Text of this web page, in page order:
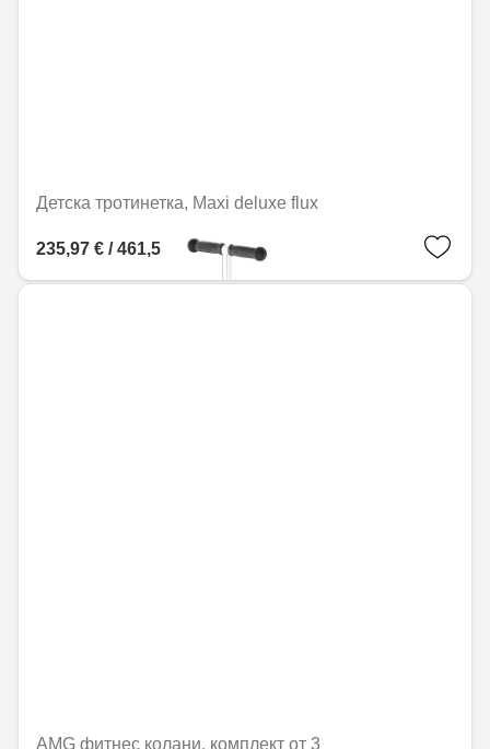
Детска тротинетка, Maxi deluxe flux
235,97 € / 461,51 лв.
AMG фитнес колани, комплект от 3